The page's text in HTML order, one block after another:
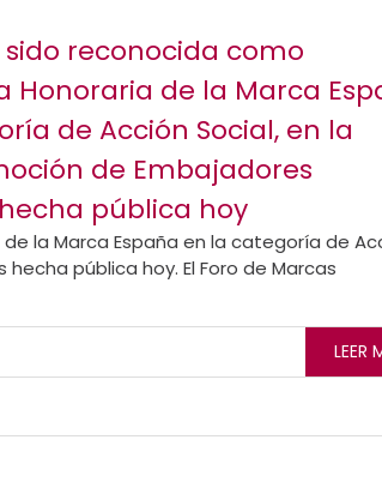
sido reconocida como
Honoraria de la Marca
de Acción Social, en la
de Embajadores
pública hoy
la Marca España en la categoría de
pública hoy. El Foro de Marcas
LEER